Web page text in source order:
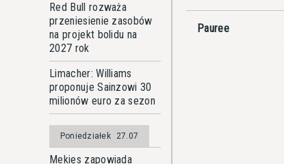
Red Bull rozważa
przeniesienie zasobów
na projekt bolidu na
2027 rok
Limacher: Williams
proponuje Sainzowi 30
milionów euro za sezon
Poniedziałek 27.07
Mekies zapowiada
Pauree